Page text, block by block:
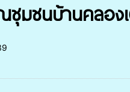
มชนบ้านคลอง